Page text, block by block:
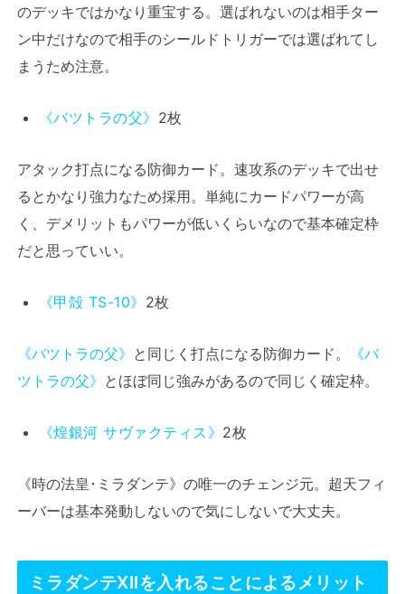
のデッキではかなり重宝する。選ばれないのは相手ター
ン中だけなので相手のシールドトリガーでは選ばれてし
まうため注意。
《バツトラの父》 2枚
アタック打点になる防御カード。速攻系のデッキで出せ
るとかなり強力なため採用。単純にカードパワーが高
く、デメリットもパワーが低いくらいなので基本確定枠
だと思っていい。
《甲殻 TS-10》 2枚
《バツトラの父》 と同じく打点になる防御カード。
《バ
ツトラの父》 とほぼ同じ強みがあるので同じく確定枠。
《煌銀河 サヴァクティス》 2枚
《時の法皇･ミラダンテ》の唯一のチェンジ元。超天フィ
ーバーは基本発動しないので気にしないで大丈夫。
ミラダンテXIIを入れることによるメリット